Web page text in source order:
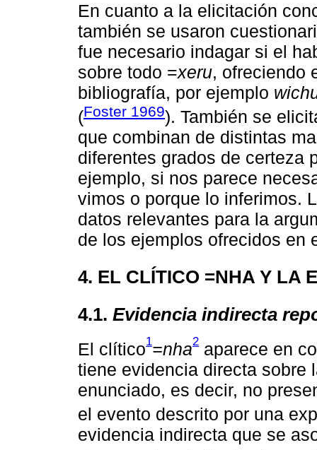
En cuanto a la elicitación
también se usaron
fue necesario indagar si el
sobre todo =xeru, ofreciendo
bibliografía, por ejemplo
(Foster 1969). También se
que combinan de distintas
diferentes grados de certeza
ejemplo, si nos parece
vimos o porque lo inferimos.
datos relevantes para la
de los ejemplos ofrecidos en
4. EL CLÍTICO =NHA Y LA
4.1. Evidencia indirecta
El clítico1=nha2 aparece en
tiene evidencia directa sobre
enunciado, es decir, no
el evento descrito por una
evidencia indirecta que se